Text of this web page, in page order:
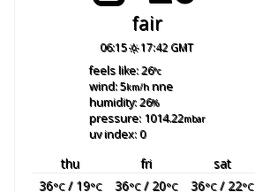
fair
06:15 17:42 GMT
feels like: 26°c
wind: 5km/hnne
humidity: 26%
pressure: 1014.22mbar
uv index: 0
thu fri
sat
36°C/ 19°C 36°C/ 20°C 36°C/ 22°C